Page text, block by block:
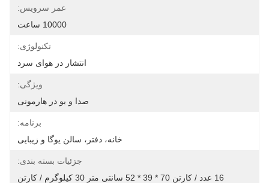
عمر سرویس:
10000 ساعت
تکنولوژی:
انتشار در هوای سرد
ویژگی:
صدا و بو در هارمونی
برنامه:
خانه، دفتر، سالن یوگا و زیبایی
جزئیات بسته بندی:
16 عدد / کارتن 70 * 39 * 52 سانتی متر 30 کیلوگرم / کارتن